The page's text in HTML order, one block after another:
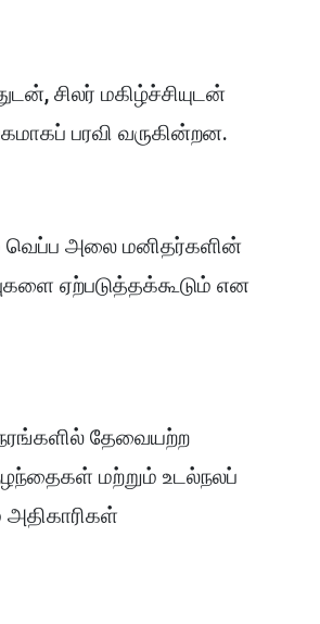
சிலர் மகிழ்ச்சியுடன்
பரவி வருகின்றன.
வெப்ப அலை மனிதர்களின்
ஏற்படுத்தக்கூடும் என
தேவையற்ற
மற்றும் உடல்நலப்